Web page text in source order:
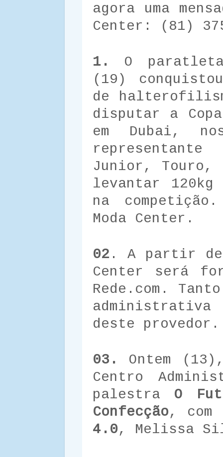
agora uma
Center: (81)
1.
O paratleta
(19)
de
disputar a
em Dubai,
Junior, Touro,
levantar
na
Moda Center.
02 . A partir
Center será
Rede.com.
deste provedor.
03.
Ontem
Centro
palestra O
Confecção, com
4.0, Melissa